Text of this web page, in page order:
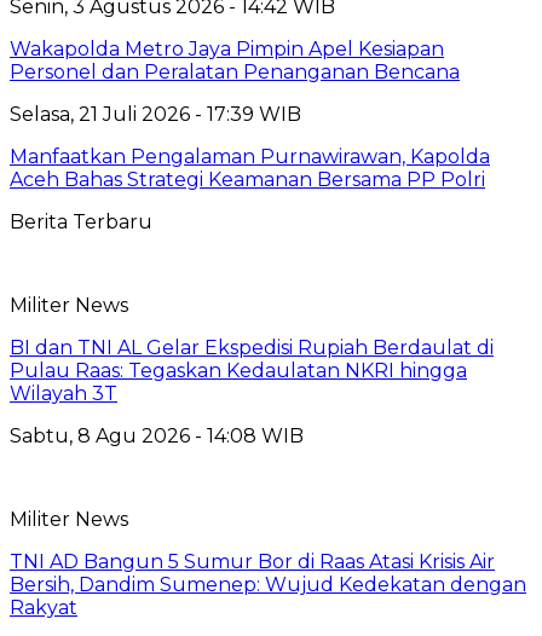
Senin, 3 Agustus 2026 - 14:42 WIB
Wakapolda Metro Jaya Pimpin Apel Kesiapan
Personel dan Peralatan Penanganan Bencana
Selasa, 21 Juli 2026 - 17:39 WIB
Manfaatkan Pengalaman Purnawirawan, Kapolda
Aceh Bahas Strategi Keamanan Bersama PP Polri
Berita Terbaru
Militer News
BI dan TNI AL Gelar Ekspedisi Rupiah Berdaulat di
Pulau Raas: Tegaskan Kedaulatan NKRI hingga
Wilayah 3T
Sabtu, 8 Agu 2026 - 14:08 WIB
Militer News
TNI AD Bangun 5 Sumur Bor di Raas Atasi Krisis Air
Bersih, Dandim Sumenep: Wujud Kedekatan dengan
Rakyat